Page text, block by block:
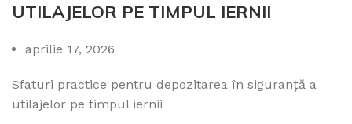
UTILAJELOR PE TIMPUL IERNII
aprilie 17, 2026
Sfaturi practice pentru depozitarea în siguranță a
utilajelor pe timpul iernii